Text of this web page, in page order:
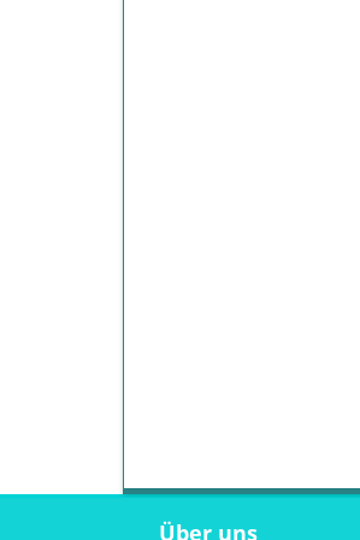
Über uns